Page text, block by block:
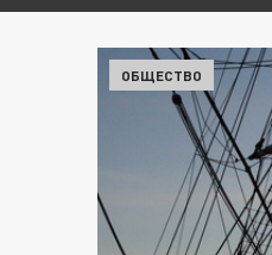
ОБЩЕСТВО